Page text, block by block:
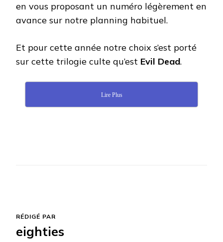
en vous proposant un numéro légèrement en
avance sur notre planning habituel.
Et pour cette année notre choix s’est porté
sur cette trilogie culte qu’est Evil Dead.
Lire Plus
RÉDIGÉ PAR
eighties